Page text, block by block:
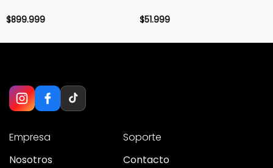
$899.999 $51.999
Empresa
Nosotros
Soporte
Contacto